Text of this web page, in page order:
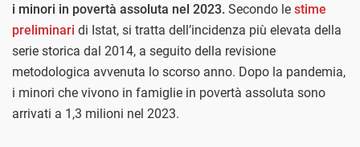
i minori in povertà assoluta nel 2023. Secondo le stime
preliminari di Istat, si tratta dell’incidenza più elevata della
serie storica dal 2014, a seguito della revisione
metodologica avvenuta lo scorso anno. Dopo la pandemia,
i minori che vivono in famiglie in povertà assoluta sono
arrivati a 1,3 milioni nel 2023.